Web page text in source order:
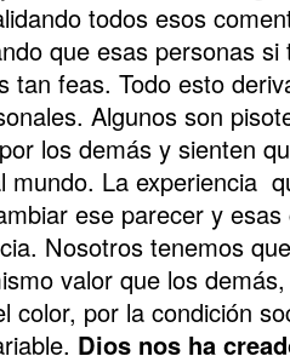
todos esos
que esas personas
tan feas. Todo esto
Algunos son
los demás y sienten
mundo. La experiencia
ese parecer y
Nosotros tenemos
valor que los
color, por la condición
Dios nos ha